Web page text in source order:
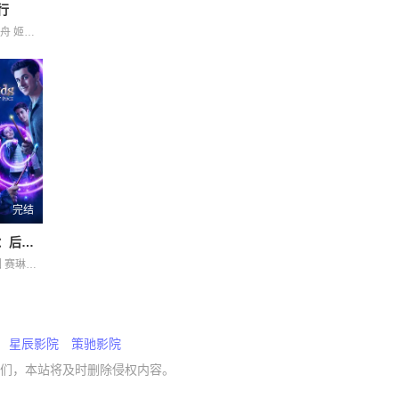
Zhou Zhou 周舟 姬晓飞 杜志国 王全有 王芳政 郑卫莉 郭烁杰 阎妮
完结
少年魔法师：后继者 第三季
格雷格·萨克因 赛琳娜·戈麦斯
星辰影院
策驰影院
，本站将及时删除侵权内容。